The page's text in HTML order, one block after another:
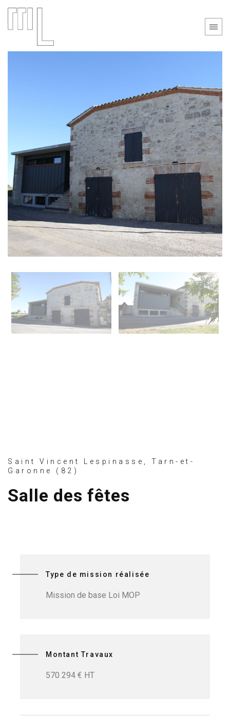
Saint Vincent Lespinasse, Tarn-et-
Garonne (82)
Salle des fêtes
Type de mission réalisée
Mission de base Loi MOP
Montant Travaux
570 294 € HT